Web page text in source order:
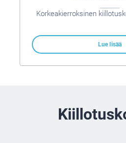
Korkeakierroksinen
Lue lisää